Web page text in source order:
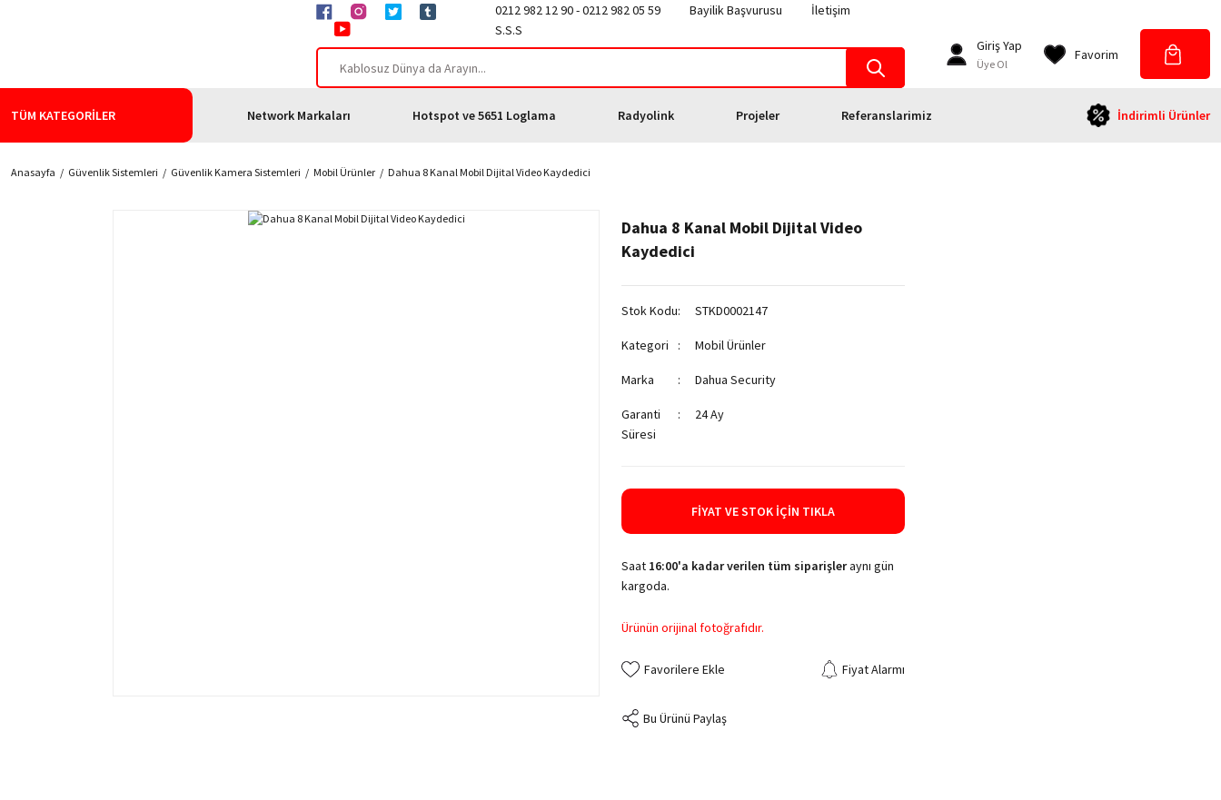
0212 982 12 90 - 0212 982 05 59 Bayilik Başvurusu
İletişim
S.S.S
Giriş Yap
Üye Ol
Favorim
TÜM KATEGORİLER Network Markaları Hotspot ve 5651 Loglama Radyolink Projeler Referanslarimiz İndirimli Ürünler
Anasayfa Güvenlik Sistemleri Güvenlik Kamera Sistemleri Mobil Ürünler Dahua 8 Kanal Mobil Dijital Video Kaydedici
Dahua 8 Kanal Mobil Dijital Video
Kaydedici
Stok Kodu STKD0002147
Kategori Mobil Ürünler
Marka Dahua Security
Garanti
Süresi
24 Ay
FIYAT VE STOK İÇIN TIKLA
Saat 16:00'a kadar verilen tüm siparişleraynı gün
kargoda.
Ürünün orijinal fotoğrafıdır.
Fiyat Alarmı
Bu Ürünü Paylaş